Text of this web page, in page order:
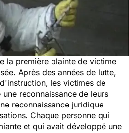
la première plainte de victime
Après des années de lutte,
les victimes de
reconnaissance de leurs
reconnaissance juridique
Chaque personne qui
et qui avait développé une